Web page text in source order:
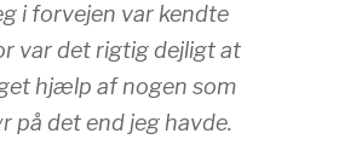
i forvejen var kendte
var det rigtig dejligt at
hjælp af nogen som
på det end jeg havde.